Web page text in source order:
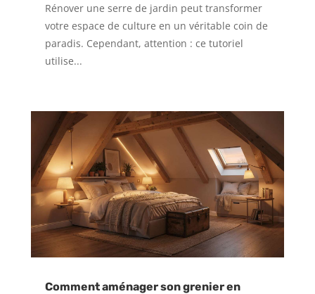
Rénover une serre de jardin peut transformer
votre espace de culture en un véritable coin de
paradis. Cependant, attention : ce tutoriel
utilise...
Comment aménager son grenier en